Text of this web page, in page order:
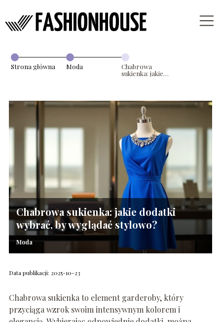
Strona główna Moda
Chabrowa
sukienka: jakie
Chabrowa sukienka: jakie dodatki
wybrać, by wyglądać stylowo?
Moda
Data publikacji: 2025-10-23
Chabrowa sukienka to element garderoby, który
przyciąga wzrok swoim intensywnym kolorem i